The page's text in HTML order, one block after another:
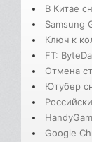
В Китае
Samsung
Ключ к
FT:
Отмена
Ютубер
Google